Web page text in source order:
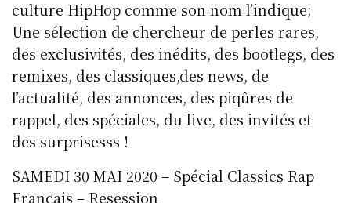
culture HipHop comme son nom l’indique;
Une sélection de chercheur de perles rares,
des exclusivités, des inédits, des bootlegs, des
remixes, des classiques,des news, de
l’actualité, des annonces, des piqûres de
rappel, des spéciales, du live, des invités et
des surprisesss !
SAMEDI 30 MAI 2020 – Spécial Classics Rap
Français – Resession